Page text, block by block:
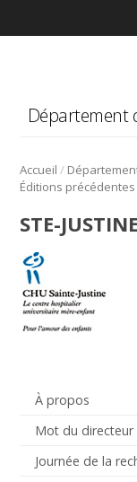
Département
Accueil /
Éditions précédentes
À propos
Mot du directeur
Journée de la
STE-